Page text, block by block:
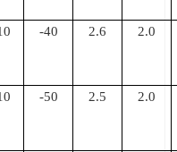
-40 2.6 2.0
-50 2.5 2.0